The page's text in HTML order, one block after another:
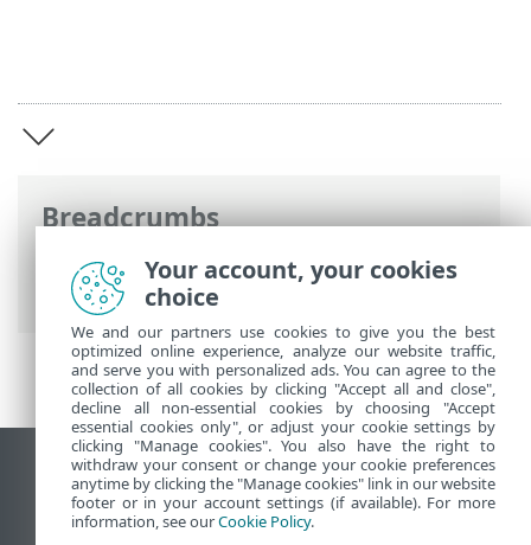
Breadcrumbs
Online-Help van ESET>ESET HOME>
ESET HOME inleiding
Bureaubladwebsite weergeven
End of Life
ESET Kennisbank
Your account, your cookies
choice
We and our partners use cookies to give you the best
optimized online experience, analyze our website traffic,
and serve you with personalized ads. You can agree to the
collection of all cookies by clicking "Accept all and close",
decline all non-essential cookies by choosing "Accept
essential cookies only", or adjust your cookie settings by
clicking "Manage cookies". You also have the right to
withdraw your consent or change your cookie preferences
anytime by clicking the "Manage cookies" link in our website
footer or in your account settings (if available). For more
information, see ourCookie Policy.